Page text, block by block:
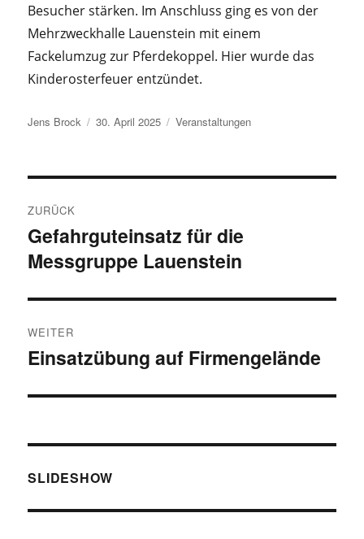
Besucher stärken. Im Anschluss ging es von der
Mehrzweckhalle Lauenstein mit einem
Fackelumzug zur Pferdekoppel. Hier wurde das
Kinderosterfeuer entzündet.
Autor
Jens Brock
Veröffentlicht
30. April 2025 Kategorien
Veranstaltungen
ZURÜCK
Vorheriger
Beitrag:
Gefahrguteinsatz für die
Messgruppe Lauenstein
WEITER
Nächster
Einsatzübung auf Firmengelände
SLIDESHOW